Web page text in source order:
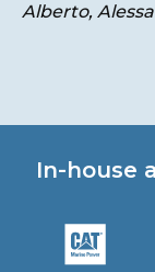
Alberto,
In-house